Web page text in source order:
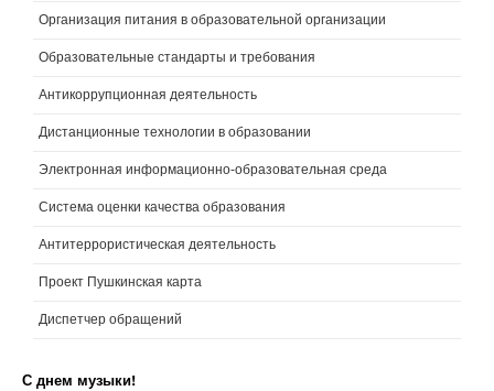
Организация питания в образовательной организации
Образовательные стандарты и требования
Антикоррупционная деятельность
Дистанционные технологии в образовании
Электронная информационно-образовательная среда
Система оценки качества образования
Антитеррористическая деятельность
Проект Пушкинская карта
Диспетчер обращений
С днем музыки!